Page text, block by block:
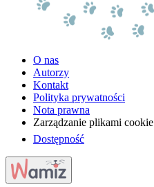
O nas
Autorzy
Kontakt
Polityka prywatności
Nota prawna
Zarządzanie plikami cookie
Dostępność